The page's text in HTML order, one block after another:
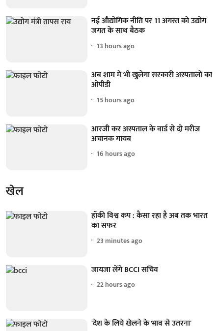
नई औद्योगिक नीति पर 11 अगस्त को उद्योग
जगत के साथ बैठक
13 hours ago
अब शाम में भी खुलेगा सरकारी अस्पतालों का
ओपीडी
15 hours ago
आरजी कर अस्पताल के वार्ड से दो मरीज
अचानक गायब
16 hours ago
खेल
हॉकी विश्व कप : कैसा रहा है अब तक भारत
का सफर
23 minutes ago
जायजा लेंगे BCCI सचिव
22 hours ago
'देश के लिये खेलने के भाव से उतरना'